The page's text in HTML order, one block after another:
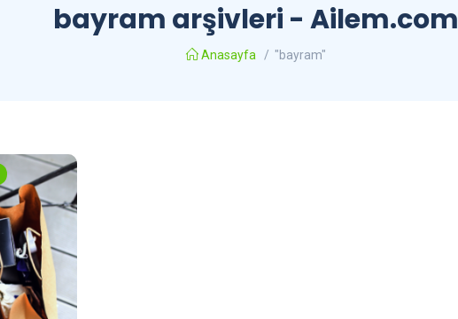
bayram arşivleri - Ailem.com
Anasayfa / "bayram"